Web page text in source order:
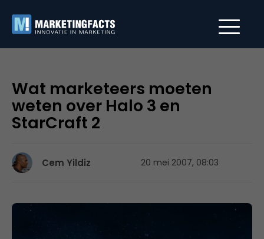
Wat marketeers moeten
weten over Halo 3 en
StarCraft 2
Cem Yildiz 20 mei 2007, 08:03